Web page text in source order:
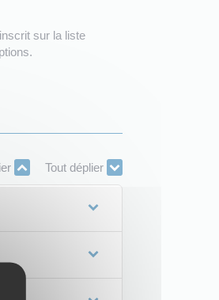
sur la liste
Tout déplier